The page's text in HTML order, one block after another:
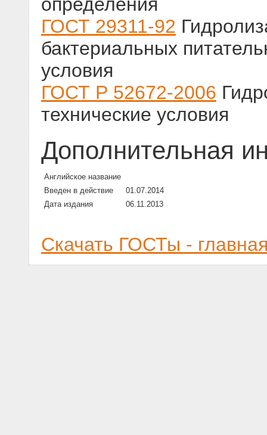
определения
ГОСТ 29311-92
бактериальных
условия
ГОСТ Р 52672-2006
технические условия
Дополнительная
Английское название
Введен в действие
01.07.2014
Дата издания
06.11.2013
Скачать ГОСТы -